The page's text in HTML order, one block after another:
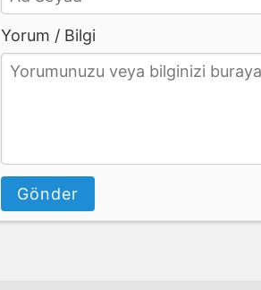
Yorum / Bilgi
Gönder